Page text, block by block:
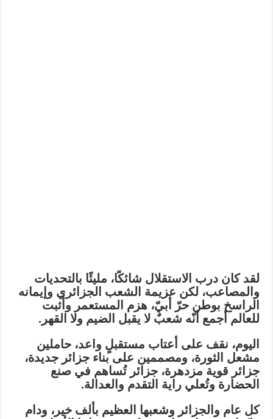
لقد كان درب الاستقلال شائكًا، مليئًا بالتحديات
والمصاعب، لكن عزيمة الشعب الجزائري وإيمانه
الراسخ بوطن حرّ أبيّ، هزم المستعمر وأثبت
للعالم أجمع أنّه شعبٌ لا يقبل الضيم ولا القهر.
اليوم، نقف على أعتاب مستقبلٍ واعد، حاملين
مشعل الثورة، ومصممين على بناء جزائر جديدة،
جزائر قوية مزدهرة، جزائر تُساهم في صنع
الحضارة وتُعلي راية التقدم والعدالة.
كل عام والجزائر وشعبها العظيم بألف خير، ودام